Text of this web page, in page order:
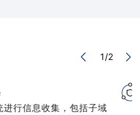
1/2
进行信息收集，包括子域